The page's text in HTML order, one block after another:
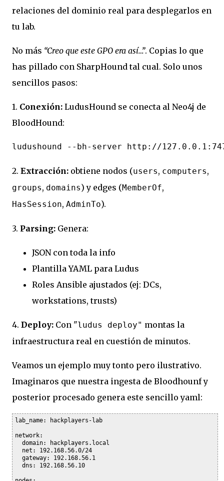
relaciones del dominio real para desplegarlos en
tu lab.
No más “Creo que este GPO era así…”. Copias lo que
has pillado con SharpHoundtal cual. Solo unos
sencillos pasos:
1. Conexión: LudusHound se conecta al Neo4j de
BloodHound:
ludushound --bh-server http://
2. Extracción: obtiene nodos (users, computers,
groups, domains) y edges (MemberOf,
HasSession, AdminTo).
3. Parsing: Genera:
JSON con toda la info
Plantilla YAML para Ludus
Roles Ansible ajustados (ej: DCs,
workstations, trusts)
4. Deploy: Con "ludus deploy" montas la
infraestructura real en cuestión de minutos.
Veamos un ejemplo muy tonto pero ilustrativo.
Imaginaros que nuestra ingesta de Bloodhounf y
posterior procesado genera este sencillo yaml:
lab_name: hackplayers-lab
network:
  domain: hackplayers.local
  net: 192.168.56.0/24
  gateway: 192.168.56.1
  dns: 192.168.56.10